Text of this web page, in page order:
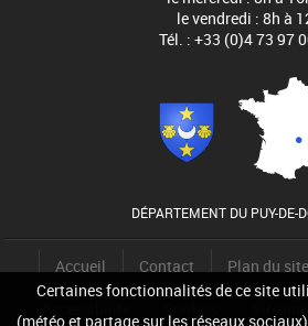
Certaines fonctionnalités de ce site
(météo et partage sur les réseaux sociaux).
le vendredi : 8h à
Tél. : +33 (0)4 73 97
DÉPARTEMENT DU PUY-DE-
Accueil Contact Plan du site
Site